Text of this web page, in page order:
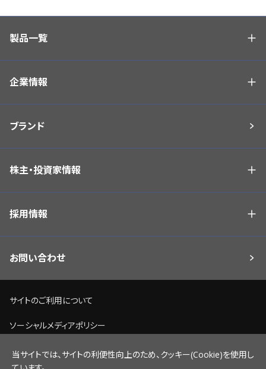
製品一覧
企業情報
ブランド
株主・投資家情報
採用情報
お問い合わせ
サイトのご利用について
ソーシャルメディアポリシー
個人情報保護方針
当サイトでは、サイトの利便性向上のため、クッキー(Cookie)を使用し